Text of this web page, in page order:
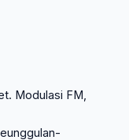
Modulasi FM,